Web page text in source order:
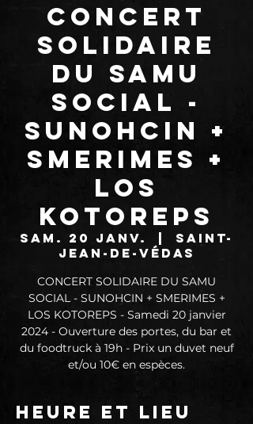
CONCERT
SOLIDAIRE
DU SAMU
SOCIAL -
SUNOHCIN +
SMERIMES +
LOS
KOTOREPS
sam. 20 janv.
Saint-
Jean-de-Védas
CONCERT SOLIDAIRE DU SAMU
SOCIAL - SUNOHCIN + SMERIMES +
LOS KOTOREPS - Samedi 20 janvier
2024 - Ouverture des portes, du bar et
du foodtruck à 19h - Prix un duvet neuf
et/ou 10€ en espèces.
Heure et lieu